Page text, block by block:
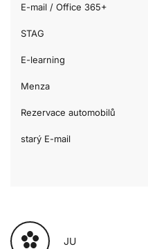
E-mail / Office 365+
STAG
E-learning
Menza
Rezervace automobilů
starý E-mail
JU